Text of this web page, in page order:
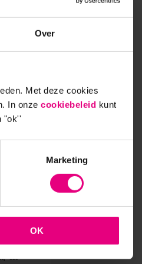
Over
Met deze cookies
In onze cookiebeleid kunt
"ok''
Marketing
OK
‘In